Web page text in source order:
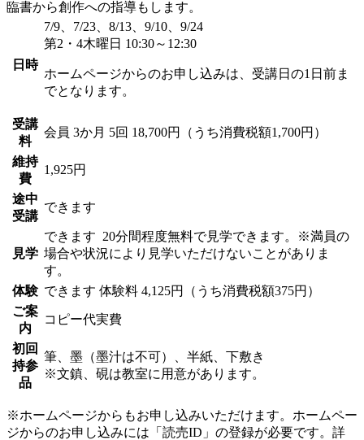
臨書から創作への指導もします。
日時
7/9、7/23、8/13、9/10、9/24
第2・4木曜日 10:30～12:30
ホームページからのお申し込みは、受講日の1日前ま
でとなります。
受講
料
会員 3か月 5回 18,700円（うち消費税額1,700円）
維持
費
1,925円
途中
受講
できます
見学
できます 20分間程度無料で見学できます。※満員の
場合や状況により見学いただけないことがありま
す。
体験 できます 体験料 4,125円（うち消費税額375円）
ご案
内
コピー代実費
初回
持参
品
筆、墨（墨汁は不可）、半紙、下敷き
※文鎮、硯は教室に用意があります。
※ホームページからもお申し込みいただけます。ホームペー
ジからのお申し込みには「読売ID」の登録が必要です。詳